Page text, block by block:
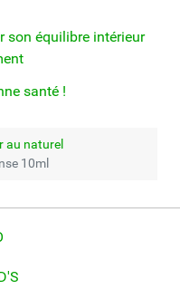
son équilibre intérieur
santé !
au naturel
10ml